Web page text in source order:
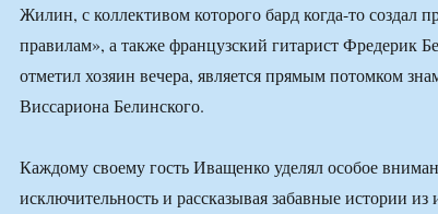
Жилин, с коллективом которого бард когда-то создал
правилам», а также французский гитарист Фредерик
отметил хозяин вечера, является прямым потомком
Виссариона Белинского.
Каждому своему гость Иващенко уделял особое
исключительность и рассказывая забавные истории